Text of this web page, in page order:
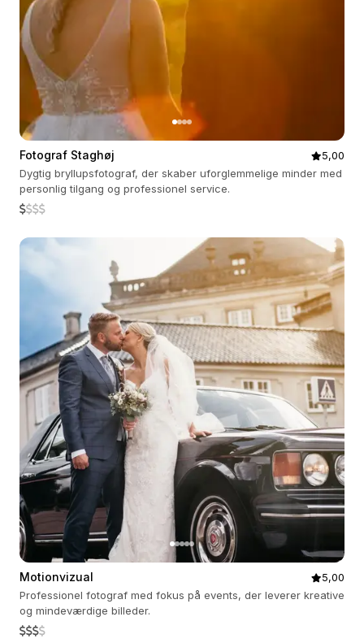
Fotograf Staghøj
5,00
Dygtig bryllupsfotograf, der skaber uforglemmelige minder med
personlig tilgang og professionel service.
Motionvizual
5,00
Professionel fotograf med fokus på events, der leverer kreative
og mindeværdige billeder.